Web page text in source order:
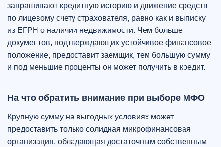
запрашивают кредитную историю и движение средств
по лицевому счету страхователя, равно как и выписку
из ЕГРН о наличии недвижимости. Чем больше
документов, подтверждающих устойчивое финансовое
положение, предоставит заемщик, тем большую сумму
и под меньшие проценты он может получить в кредит.
На что обратить внимание при выборе МФО
Крупную сумму на выгодных условиях может
предоставить только солидная микрофинансовая
организация, обладающая достаточным собственным